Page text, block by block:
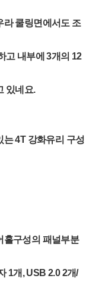
라 쿨링면에서도 조
고 내부에 3개의 12
있네요.
는 4T 강화유리 구성
홀구성의 패널부분
1개, USB 2.0 2개/